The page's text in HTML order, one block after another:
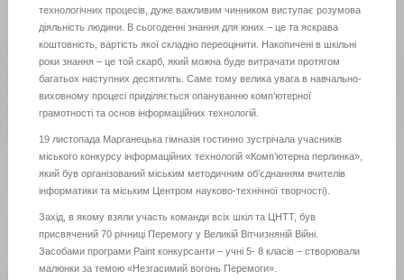
технологічних процесів, дуже важливим чинником виступає розумова
діяльність людини. В сьогоденні знання для юних – це та яскрава
коштовність, вартість якої складно переоцінити. Накопичені в шкільні
роки знання – це той скарб, який можна буде витрачати протягом
багатьох наступних десятиліть. Саме тому велика увага в навчально-
виховному процесі приділяється опануванню комп’ютерної
грамотності та основ інформаційних технологій.
19 листопада Марганецька гімназія гостинно зустрічала учасників
міського конкурсу інформаційних технологій «Комп’ютерна перлинка»,
який був організований міським методичним об’єднанням вчителів
інформатики та міським Центром науково-технічної творчості).
Захід, в якому взяли участь команди всіх шкіл та ЦНТТ, був
присвячений 70 річниці Перемогу у Великій Вітчизняній Війні.
Засобами програми Раint конкурсанти – учні 5- 8 класів – створювали
малюнки за темою «Незгасимий вогонь Перемоги».